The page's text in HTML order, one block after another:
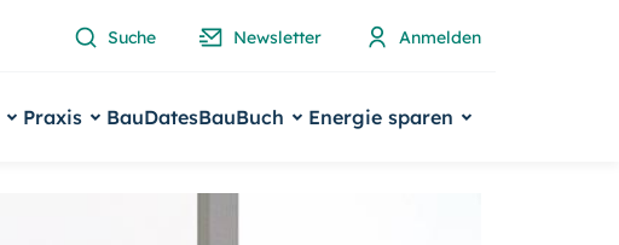
Suche Newsletter Anmelden
Praxis BauDatesBauBuch Energie sparen